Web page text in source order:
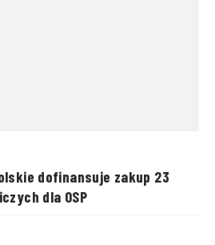
dofinansuje zakup 23
dla OSP